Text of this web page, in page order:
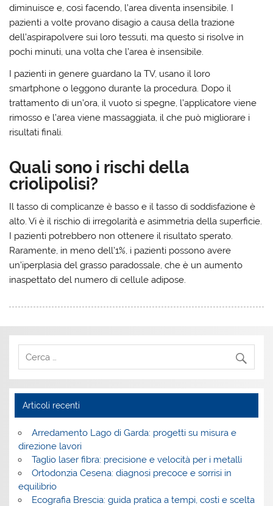
diminuisce e, così facendo, l’area diventa insensibile. I
pazienti a volte provano disagio a causa della trazione
dell’aspirapolvere sui loro tessuti, ma questo si risolve in
pochi minuti, una volta che l’area è insensibile.
I pazienti in genere guardano la TV, usano il loro
smartphone o leggono durante la procedura. Dopo il
trattamento di un’ora, il vuoto si spegne, l’applicatore viene
rimosso e l’area viene massaggiata, il che può migliorare i
risultati finali.
Quali sono i rischi della
criolipolisi?
Il tasso di complicanze è basso e il tasso di soddisfazione è
alto. Vi è il rischio di irregolarità e asimmetria della superficie.
I pazienti potrebbero non ottenere il risultato sperato.
Raramente, in meno dell’1%, i pazienti possono avere
un’iperplasia del grasso paradossale, che è un aumento
inaspettato del numero di cellule adipose.
Articoli recenti
Arredamento Lago di Garda: progetti su misura e
direzione lavori
Taglio laser fibra: precisione e velocità per i metalli
Ortodonzia Cesena: diagnosi precoce e sorrisi in
equilibrio
Ecografia Brescia: guida pratica a tempi, costi e scelta